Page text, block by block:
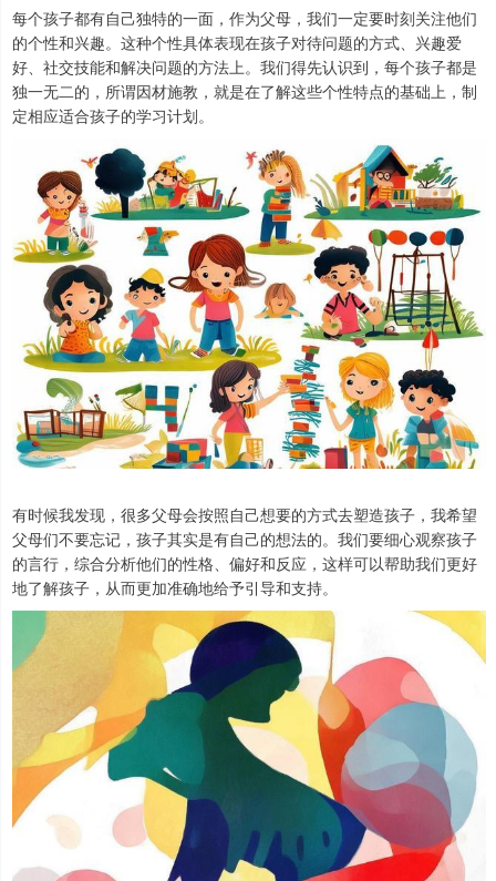
每个孩子都有自己独特的一面，作为父母，我们一定要时刻关注他们
的个性和兴趣。这种个性具体表现在孩子对待问题的方式、兴趣爱
好、社交技能和解决问题的方法上。我们得先认识到，每个孩子都是
独一无二的，所谓因材施教，就是在了解这些个性特点的基础上，制
定相应适合孩子的学习计划。
有时候我发现，很多父母会按照自己想要的方式去塑造孩子，我希望
父母们不要忘记，孩子其实是有自己的想法的。我们要细心观察孩子
的言行，综合分析他们的性格、偏好和反应，这样可以帮助我们更好
地了解孩子，从而更加准确地给予引导和支持。